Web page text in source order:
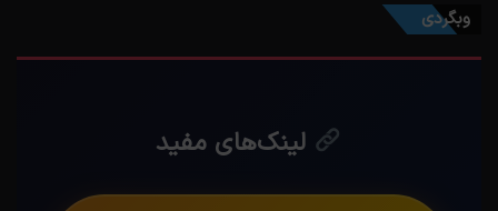
وبگردی
لینک‌های مفید